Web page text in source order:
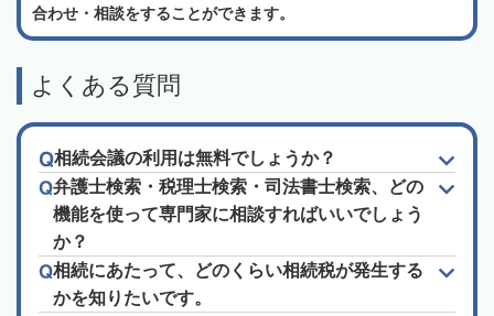
合わせ・相談をすることができます。
よくある質問
相続会議の利用は無料でしょうか？
弁護士検索・税理士検索・司法書士検索、どの
機能を使って専門家に相談すればいいでしょう
か？
相続にあたって、どのくらい相続税が発生する
かを知りたいです。